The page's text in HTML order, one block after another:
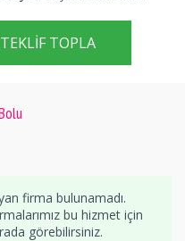
TOPLA
firma bulunamadı.
bu hizmet için
görebilirsiniz.